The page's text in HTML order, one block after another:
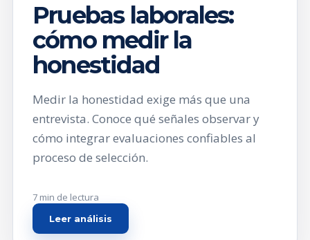
Pruebas laborales:
cómo medir la
honestidad
Medir la honestidad exige más que una
entrevista. Conoce qué señales observar y
cómo integrar evaluaciones confiables al
proceso de selección.
7 min de lectura
Leer análisis